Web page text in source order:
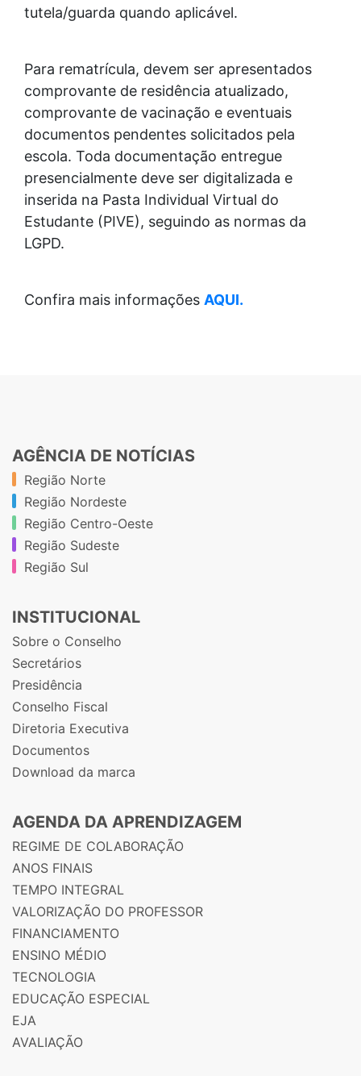
tutela/guarda quando aplicável.
Para rematrícula, devem ser apresentados
comprovante de residência atualizado,
comprovante de vacinação e eventuais
documentos pendentes solicitados pela
escola. Toda documentação entregue
presencialmente deve ser digitalizada e
inserida na Pasta Individual Virtual do
Estudante (PIVE), seguindo as normas da
LGPD.
Confira mais informações AQUI.
AGÊNCIA DE NOTÍCIAS
Região Norte
Região Nordeste
Região Centro-Oeste
Região Sudeste
Região Sul
INSTITUCIONAL
Sobre o Conselho
Secretários
Presidência
Conselho Fiscal
Diretoria Executiva
Documentos
Download da marca
AGENDA DA APRENDIZAGEM
REGIME DE COLABORAÇÃO
ANOS FINAIS
TEMPO INTEGRAL
VALORIZAÇÃO DO PROFESSOR
FINANCIAMENTO
ENSINO MÉDIO
TECNOLOGIA
EDUCAÇÃO ESPECIAL
EJA
AVALIAÇÃO